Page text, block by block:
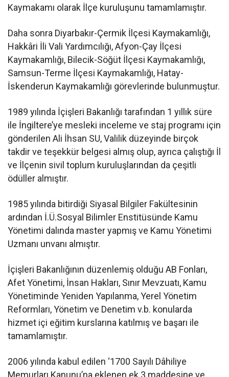
Kaymakamı olarak İlçe kuruluşunu tamamlamıştır.
Daha sonra Diyarbakır-Çermik İlçesi Kaymakamlığı,
Hakkâri İli Vali Yardımcılığı, Afyon-Çay İlçesi
Kaymakamlığı, Bilecik-Söğüt İlçesi Kaymakamlığı,
Samsun-Terme İlçesi Kaymakamlığı, Hatay-
İskenderun Kaymakamlığı görevlerinde bulunmuştur.
1989 yılında İçişleri Bakanlığı tarafından 1 yıllık süre
ile İngiltere’ye mesleki inceleme ve staj programı için
gönderilen Ali İhsan SU, Valilik düzeyinde birçok
takdir ve teşekkür belgesi almış olup, ayrıca çalıştığı İl
ve İlçenin sivil toplum kuruluşlarından da çeşitli
ödüller almıştır.
1985 yılında bitirdiği Siyasal Bilgiler Fakültesinin
ardından İ.Ü.Sosyal Bilimler Enstitüsünde Kamu
Yönetimi dalında master yapmış ve Kamu Yönetimi
Uzmanı unvanı almıştır.
İçişleri Bakanlığının düzenlemiş olduğu AB Fonları,
Afet Yönetimi, İnsan Hakları, Sınır Mevzuatı, Kamu
Yönetiminde Yeniden Yapılanma, Yerel Yönetim
Reformları, Yönetim ve Denetim v.b. konularda
hizmet içi eğitim kurslarına katılmış ve başarı ile
tamamlamıştır.
2006 yılında kabul edilen ‘1700 Sayılı Dâhiliye
Memurları Kanunu’na eklenen ek 3.maddesine ve